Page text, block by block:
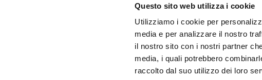
Questo sito web utilizza i cookie
Utilizziamo i cookie per
media e per analizzare il nostro
il nostro sito con i nostri partner
media, i quali potrebbero
raccolto dal suo utilizzo dei loro